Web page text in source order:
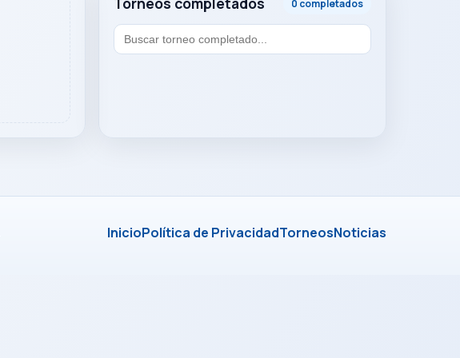
0 completados
InicioPolítica de PrivacidadTorneosNoticias